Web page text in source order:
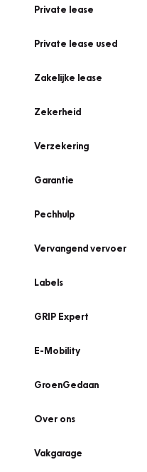
Private lease
Private lease used
Zakelijke lease
Zekerheid
Verzekering
Garantie
Pechhulp
Vervangend vervoer
Labels
GRIP Expert
E-Mobility
GroenGedaan
Over ons
Vakgarage